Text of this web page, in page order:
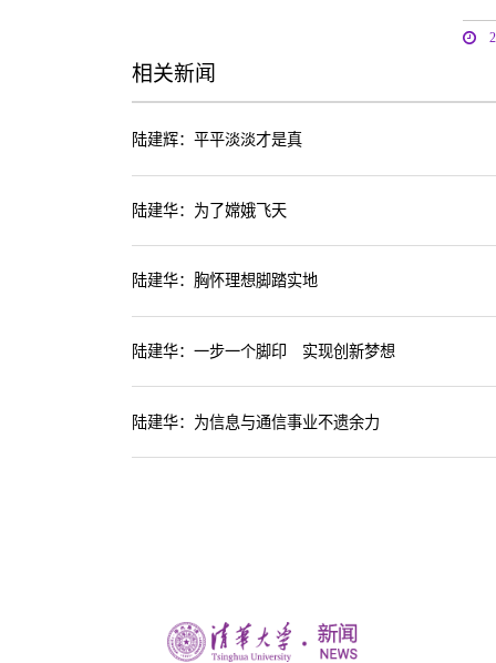
相关新闻
陆建辉：平平淡淡才是真
陆建华：为了嫦娥飞天
陆建华：胸怀理想脚踏实地
陆建华：一步一个脚印 实现创新梦想
陆建华：为信息与通信事业不遗余力